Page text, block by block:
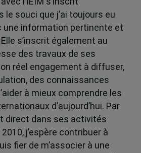
souci que j’ai toujours eu
une information pertinente et
s’inscrit également au
des travaux de ses
réel engagement à diffuser,
des connaissances
à mieux comprendre les
d’aujourd’hui. Par
direct dans ses activités
j’espère contribuer à
fier de m’associer à une